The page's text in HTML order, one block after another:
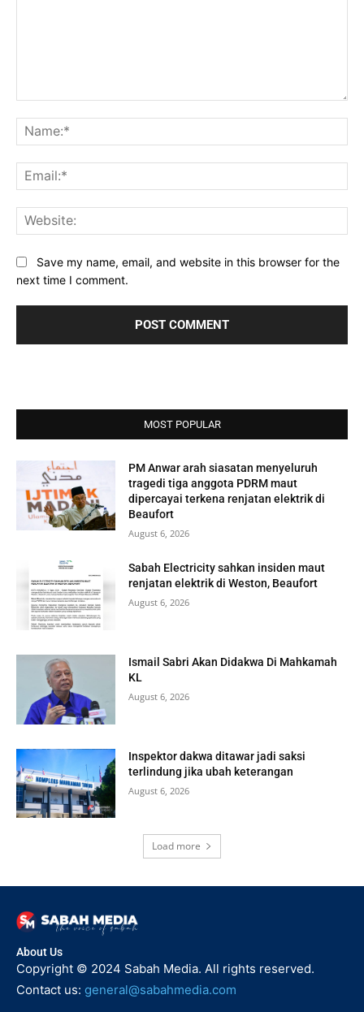
Save my name, email, and website in this browser for the
next time I comment.
MOST POPULAR
PM Anwar arah siasatan menyeluruh
tragedi tiga anggota PDRM maut
dipercayai terkena renjatan elektrik di
Beaufort
August 6, 2026
Sabah Electricity sahkan insiden maut
renjatan elektrik di Weston, Beaufort
August 6, 2026
Ismail Sabri Akan Didakwa Di Mahkamah
KL
August 6, 2026
Inspektor dakwa ditawar jadi saksi
terlindung jika ubah keterangan
August 6, 2026
Load more
About Us
Copyright © 2024 Sabah Media. All rights reserved.
Contact us: general@sabahmedia.com